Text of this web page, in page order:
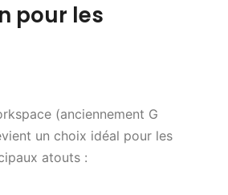
pour les
(anciennement G
un choix idéal pour les
atouts :